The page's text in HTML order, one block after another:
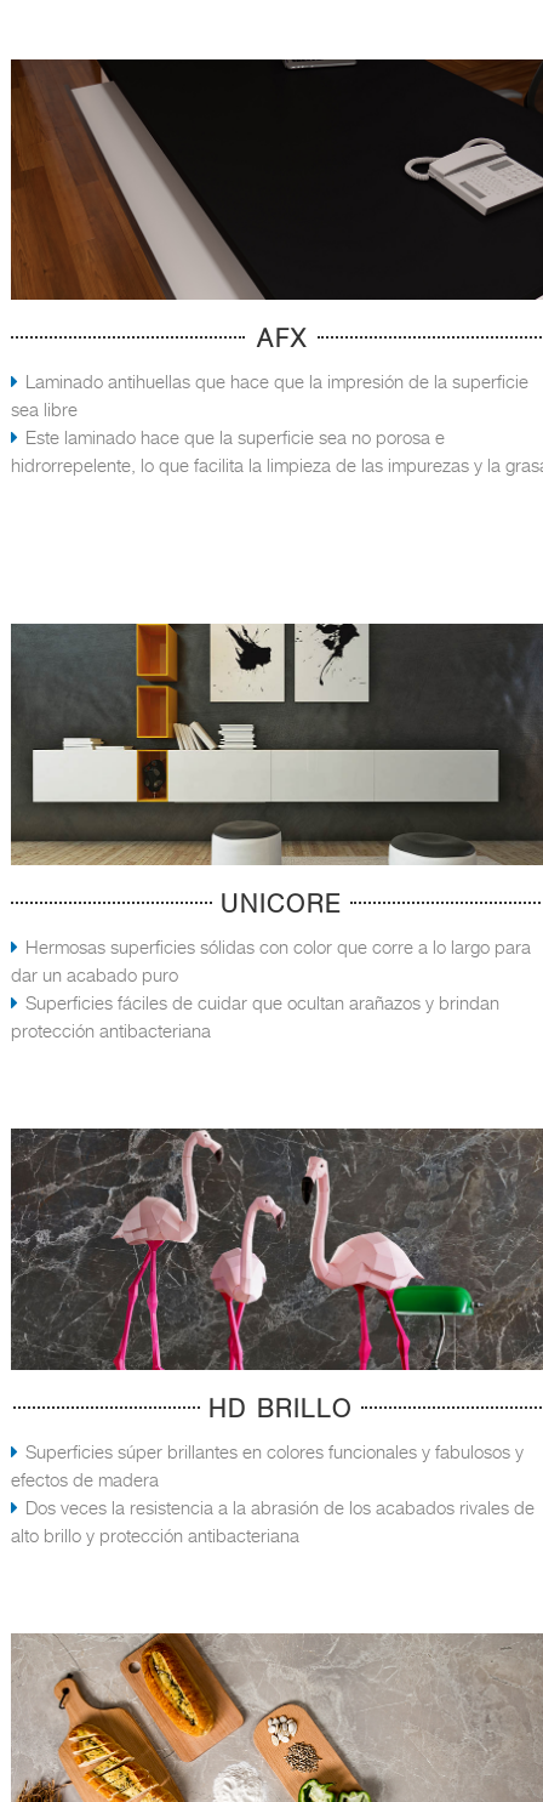
AFX
Laminado antihuellas que hace que la impresión de la superficie
sea libre
Este laminado hace que la superficie sea no porosa e
hidrorrepelente, lo que facilita la limpieza de las impurezas y la
UNICORE
Hermosas superficies sólidas con color que corre a lo largo para
dar un acabado puro
Superficies fáciles de cuidar que ocultan arañazos y brindan
protección antibacteriana
HD BRILLO
Superficies súper brillantes en colores funcionales y fabulosos y
efectos de madera
Dos veces la resistencia a la abrasión de los acabados rivales de
alto brillo y protección antibacteriana